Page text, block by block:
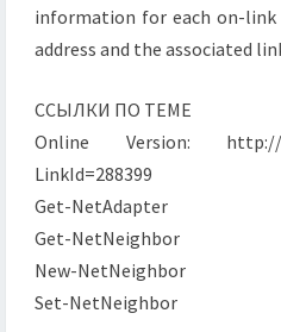
information for each on-link
address and the associated
ССЫЛКИ ПО ТЕМЕ
Online Version: http://
LinkId=288399
Get-NetAdapter
Get-NetNeighbor
New-NetNeighbor
Set-NetNeighbor